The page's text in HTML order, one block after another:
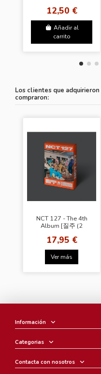
CARD PACK SET. C
(icantfeelanything)
12,50 €
Añadir al
carrito
Los clientes que
compraron:
NCT 127 - The 4th
Album [질주 (2
Ver.)
17,95 €
Ver más
Información
Categorias
Contacta con nosotros